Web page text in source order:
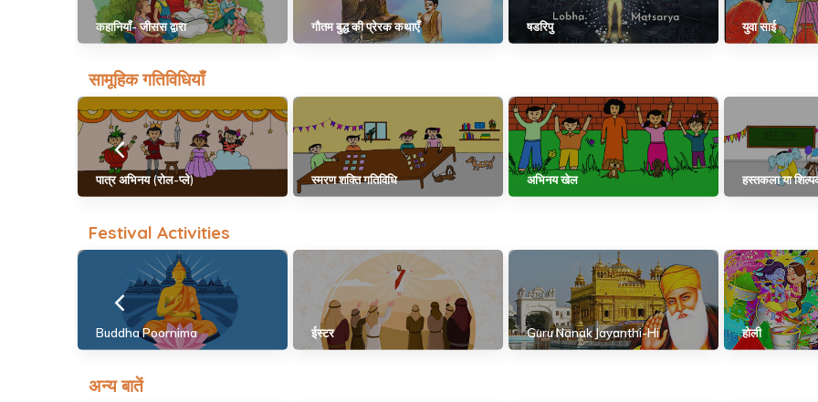
कहानियाँ- जीसस द्वारा गौतम बुद्ध की प्रेरक कथाएँ षडरिपु युवा साई
सामूहिक गतिविधियाँ
पात्र अभिनय (रोल-प्ले) स्मरण शक्ति गतिविधि अभिनय खेल हस्तकला या
Festival Activities
Buddha Poornima ईस्टर Guru Nanak Jayanthi-Hi होली
अन्य बातें